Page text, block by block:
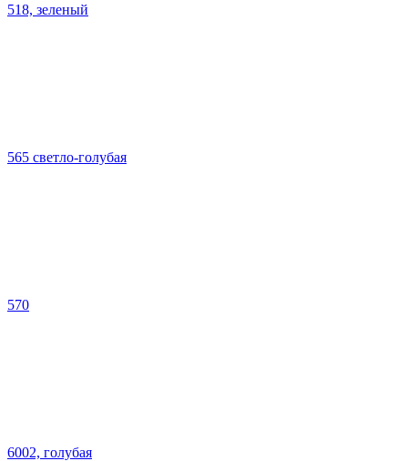
518, зеленый
565 светло-голубая
570
6002, голубая